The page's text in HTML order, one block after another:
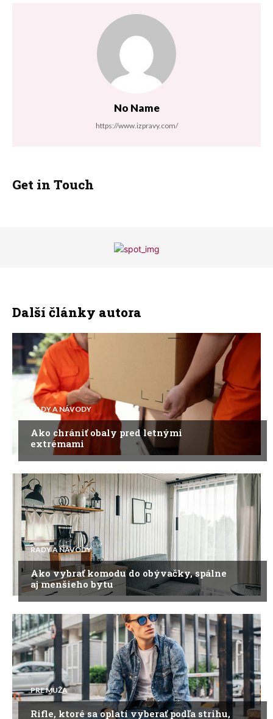
No Name
https://www.izpravy.com/
Get in Touch
Další články autora
RADY A NÁVODY
Ako chrániť obaly pred letnými
extrémami
RADY A NÁVODY
Ako vybrať komodu do obývačky, spálne
aj menšieho bytu
PRE MUŽA
Rifle, ktoré sa oplatí vyberať podľa strihu,